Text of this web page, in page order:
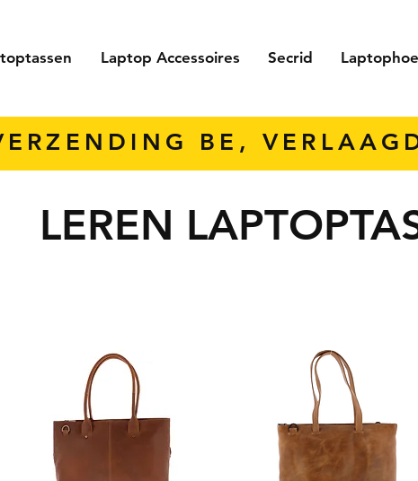
Laptop Accessoires Secrid
LEREN
BE,